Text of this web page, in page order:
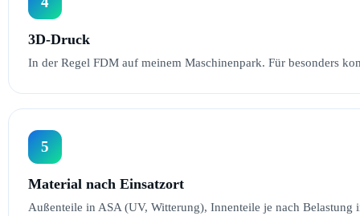
3D-Druck
In der Regel FDM auf meinem Maschinenpark. Für besonders
5
Material nach Einsatzort
Außenteile in ASA (UV, Witterung), Innenteile je nach Belastung